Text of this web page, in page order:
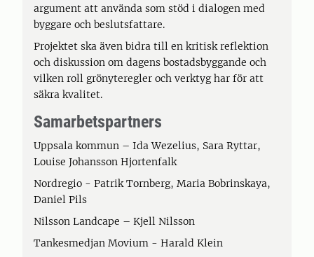
argument att använda som stöd i dialogen med
byggare och beslutsfattare.
Projektet ska även bidra till en kritisk reflektion
och diskussion om dagens bostadsbyggande och
vilken roll grönyteregler och verktyg har för att
säkra kvalitet.
Samarbetspartners
Uppsala kommun – Ida Wezelius, Sara Ryttar,
Louise Johansson Hjortenfalk
Nordregio - Patrik Tornberg, Maria Bobrinskaya,
Daniel Pils
Nilsson Landcape – Kjell Nilsson
Tankesmedjan Movium - Harald Klein